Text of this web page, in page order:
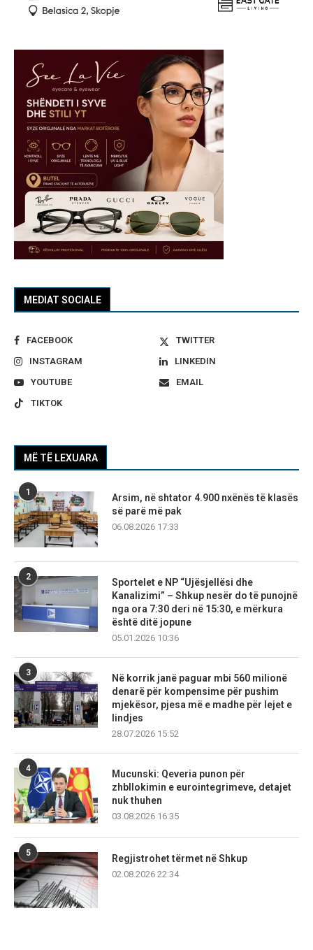
MEDIAT SOCIALE
FACEBOOK
TWITTER
INSTAGRAM
LINKEDIN
YOUTUBE
EMAIL
TIKTOK
MË TË LEXUARA
1
Arsim, në shtator 4.900 nxënës të klasës
së parë më pak
06.08.2026 17:33
2
Sportelet e NP “Ujësjellësi dhe
Kanalizimi” – Shkup nesër do të punojnë
nga ora 7:30 deri në 15:30, e mërkura
është ditë jopune
05.01.2026 10:36
3
Në korrik janë paguar mbi 560 milionë
denarë për kompensime për pushim
mjekësor, pjesa më e madhe për lejet e
lindjes
28.07.2026 15:52
4
Mucunski: Qeveria punon për
zhbllokimin e eurointegrimeve, detajet
nuk thuhen
03.08.2026 16:35
5
Regjistrohet tërmet në Shkup
02.08.2026 22:34